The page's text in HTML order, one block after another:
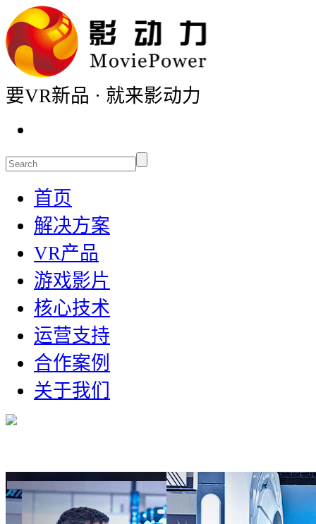
要VR新品 · 就来影动力
首页
解决方案
VR产品
游戏影片
核心技术
运营支持
合作案例
关于我们